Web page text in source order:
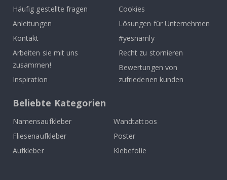
Häufig gestellte fragen
Anleitungen
Kontakt
Arbeiten sie mit uns
zusammen!
Inspiration
Cookies
Lösungen für Unternehmen
#yesnamly
Recht zu stornieren
Bewertungen von
zufriedenen kunden
Beliebte Kategorien
Namensaufkleber
Wandtattoos
Fliesenaufkleber
Poster
Aufkleber
Klebefolie